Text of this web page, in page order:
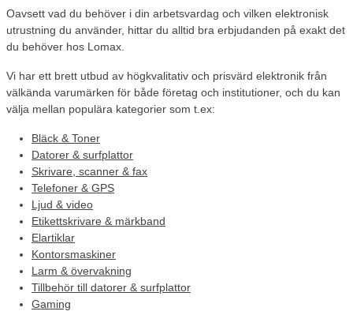
Oavsett vad du behöver i din arbetsvardag och vilken elektronisk
utrustning du använder, hittar du alltid bra erbjudanden på exakt det
du behöver hos Lomax.
Vi har ett brett utbud av högkvalitativ och prisvärd elektronik från
välkända varumärken för både företag och institutioner, och du kan
välja mellan populära kategorier som t.ex:
Bläck & Toner
Datorer & surfplattor
Skrivare, scanner & fax
Telefoner & GPS
Ljud & video
Etikettskrivare & märkband
Elartiklar
Kontorsmaskiner
Larm & övervakning
Tillbehör till datorer & surfplattor
Gaming